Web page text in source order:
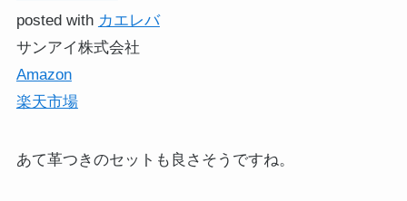
posted with カエレバ
サンアイ株式会社
Amazon
楽天市場
あて革つきのセットも良さそうですね。